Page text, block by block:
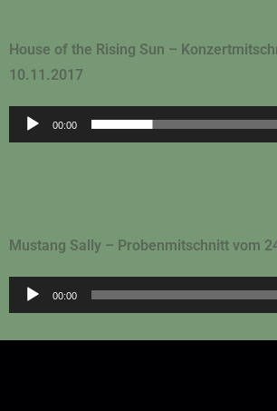
House of the Rising Sun –
10.11.2017
Audio-
Player
00:00
Mustang Sally – Probenmitschnitt vom
Audio-
Player
00:00